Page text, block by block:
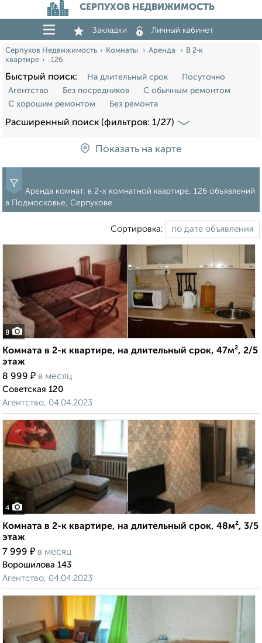
СЕРПУХОВ НЕДВИЖИМОСТЬ
Закладки Личный кабинет
Серпухов Недвижимость Комнаты Аренда
В 2‑к
квартире
126
Быстрый поиск: На длительный срок
Посуточно
Агентство
Без посредников
С обычным ремонтом
С хорошим ремонтом
Без ремонта
Расширенный поиск (фильтров: 1/27)
Показать на карте
Аренда комнат, в 2-х комнатной квартире, 126 объявлений
в Подмосковье, Серпухове
Сортировка:
8
Комната в 2-к квартире, на длительный срок, 47м², 2/5
этаж
8 999 ₽ в месяц
Советская 120
Агентство, 04.04.2023
4
Комната в 2-к квартире, на длительный срок, 48м², 3/5
этаж
7 999 ₽ в месяц
Ворошилова 143
Агентство, 04.04.2023